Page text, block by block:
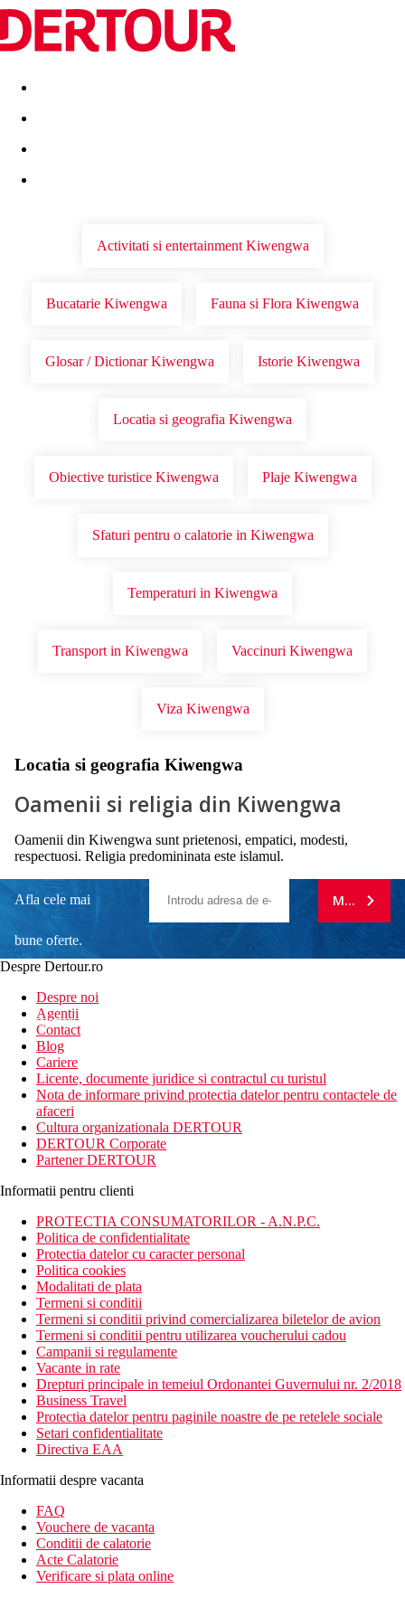
Destinatii Vacanta perfecta OFERTE DE NERATAT
Activitati si entertainment Kiwengwa
Bucatarie Kiwengwa Fauna si Flora Kiwengwa
Glosar / Dictionar Kiwengwa Istorie Kiwengwa
Locatia si geografia Kiwengwa
Obiective turistice Kiwengwa Plaje Kiwengwa
Sfaturi pentru o calatorie in Kiwengwa
Temperaturi in Kiwengwa
Transport in Kiwengwa Vaccinuri Kiwengwa
Viza Kiwengwa
Locatia si geografia Kiwengwa
Oamenii si religia din Kiwengwa
Oamenii din Kiwengwa sunt prietenosi, empatici, modesti,
respectuosi. Religia predomininata este islamul.
Afla cele mai
bune oferte.
newsletter!
MA
Despre Dertour.ro
Despre noi
Agentii
Contact
Blog
Cariere
Licente, documente juridice si contractul cu turistul
Nota de informare privind protectia datelor pentru contactele de
afaceri
Cultura organizationala DERTOUR
DERTOUR Corporate
Partener DERTOUR
Informatii pentru clienti
PROTECTIA CONSUMATORILOR - A.N.P.C.
Politica de confidentialitate
Protectia datelor cu caracter personal
Politica cookies
Modalitati de plata
Termeni si conditii
Termeni si conditii privind comercializarea biletelor de avion
Termeni si conditii pentru utilizarea voucherului cadou
Campanii si regulamente
Vacante in rate
Drepturi principale in temeiul Ordonantei Guvernului nr. 2/2018
Business Travel
Protectia datelor pentru paginile noastre de pe retelele sociale
Setari confidentialitate
Directiva EAA
Informatii despre vacanta
FAQ
Vouchere de vacanta
Conditii de calatorie
Acte Calatorie
Verificare si plata online